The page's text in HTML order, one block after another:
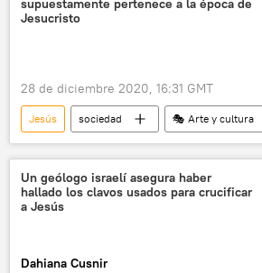
supuestamente pertenece a la época de
Jesucristo
28 de diciembre 2020, 16:31 GMT
Jesús sociedad
🎭 Arte y cultura
Ciencia
Jerusalén
artefactos
cristianismo
noticias
Un geólogo israelí asegura haber
hallado los clavos usados para crucificar
a Jesús
Dahiana Cusnir